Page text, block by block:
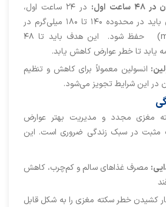
اول:
در ۲۴ ساعت اول،
سطح قند خون باید در محدوده ۱۴۰ تا ۱۸۰ میلی‌گرم در
دسی‌لیتر(mg/dL) حفظ شود. این هدف باید تا ۴۸
یابد تا خطر عوارض کاهش یابد.
انسولین معمولاً برای کاهش و تنظیم
در این شرایط تجویز می‌شود.
مغزی مجدد و مدیریت بهتر عوارض
مثبت در سبک زندگی ضروری است. این
مصرف غذاهای سالم و کم‌چرب، کاهش
کشیدن خطر سکته مغزی را به شکل قابل